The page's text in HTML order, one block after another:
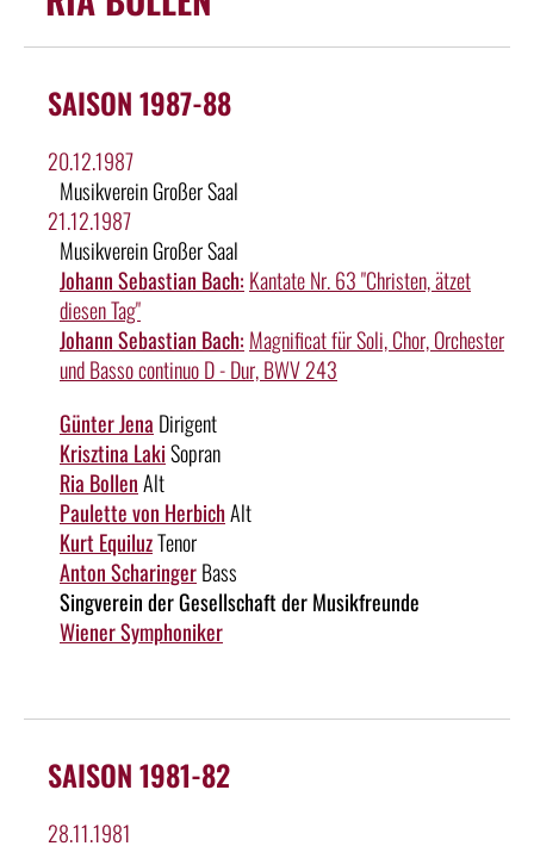
SAISON 1987-88
20.12.1987
Musikverein Großer Saal
21.12.1987
Musikverein Großer Saal
Johann Sebastian Bach: Kantate Nr. 63 "Christen, ätzet
diesen Tag"
Johann Sebastian Bach: Magnificat für Soli, Chor, Orchester
und Basso continuo D - Dur, BWV 243
Günter Jena Dirigent
Krisztina LakiSopran
Ria BollenAlt
Paulette von HerbichAlt
Kurt EquiluzTenor
Anton ScharingerBass
Singverein der Gesellschaft der Musikfreunde
Wiener Symphoniker
SAISON 1981-82
28.11.1981